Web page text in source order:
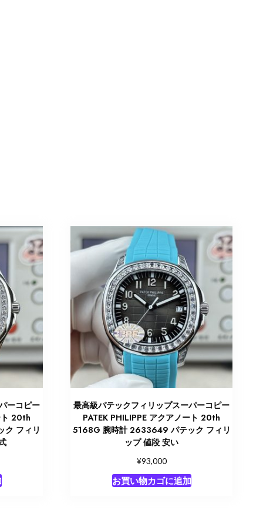
ーコピー
ト 20th
フィリ
最高級パテックフィリップスーパーコピー
PATEK PHILIPPE アクアノート 20th
5168G 腕時計 2633649 パテック フィリ
ップ 値段 安い
¥93,000
お買い物カゴに追加